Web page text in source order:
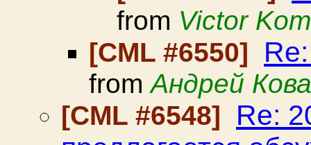
from Victor
[CML #6550]
fromАндрей
[CML #6548]
Re: